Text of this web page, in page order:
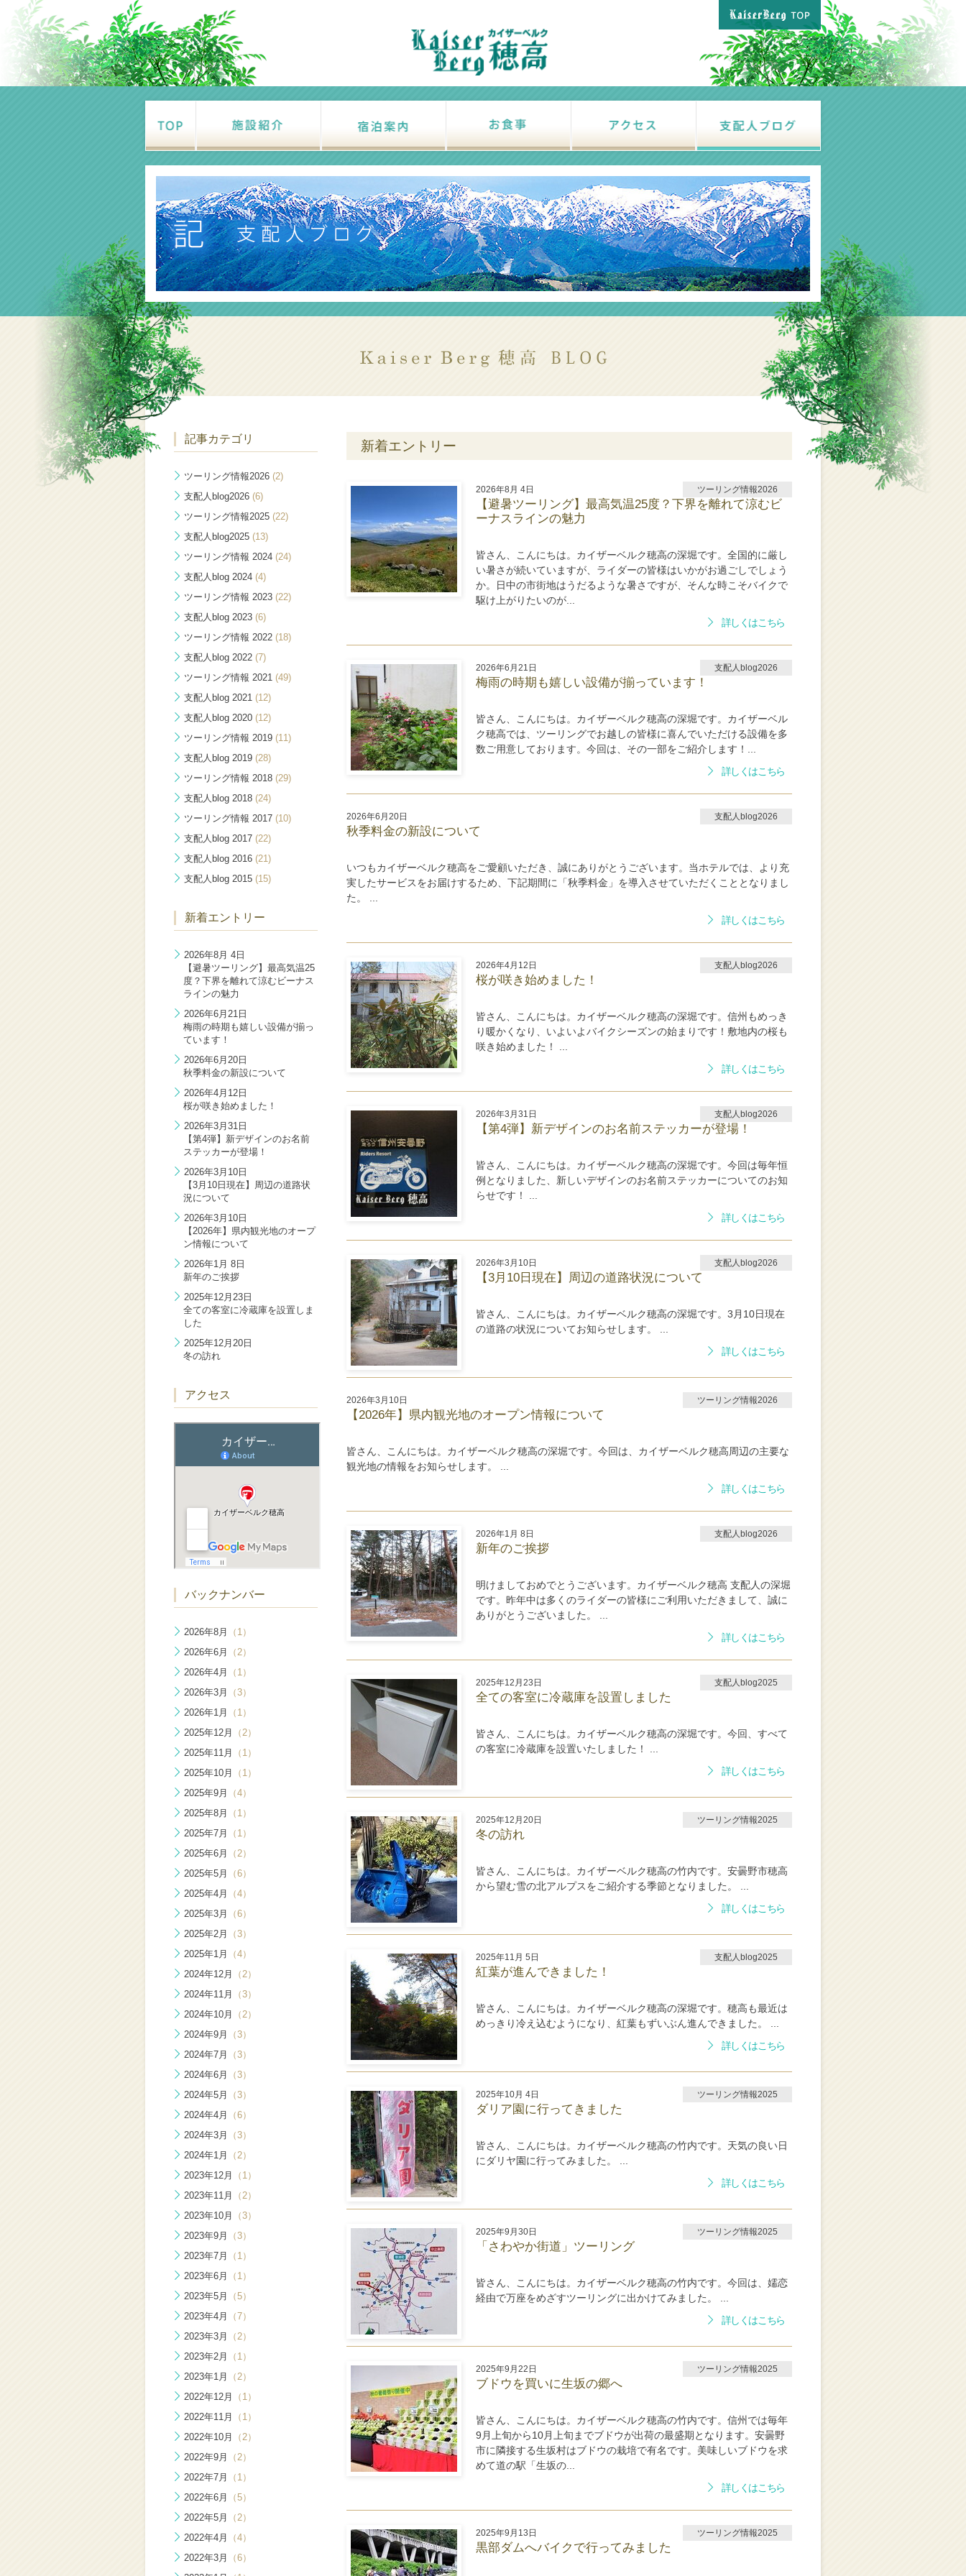
新着エントリー
2026年8月 4日 ツーリング情報2026
【避暑ツーリング】最高気温25度？下界を離れて涼むビ
ーナスラインの魅力
皆さん、こんにちは。カイザーベルク穂高の深堀です。全国的に厳し
い暑さが続いていますが、ライダーの皆様はいかがお過ごしでしょう
か。日中の市街地はうだるような暑さですが、そんな時こそバイクで
駆け上がりたいのが...
詳しくはこちら
2026年6月21日 支配人blog2026
梅雨の時期も嬉しい設備が揃っています！
皆さん、こんにちは。カイザーベルク穂高の深堀です。カイザーベル
ク穂高では、ツーリングでお越しの皆様に喜んでいただける設備を多
数ご用意しております。今回は、その一部をご紹介します！...
詳しくはこちら
2026年6月20日 支配人blog2026
秋季料金の新設について
いつもカイザーベルク穂高をご愛顧いただき、誠にありがとうございます。当ホテルでは、より充
実したサービスをお届けするため、下記期間に「秋季料金」を導入させていただくこととなりまし
た。 ...
詳しくはこちら
2026年4月12日 支配人blog2026
桜が咲き始めました！
皆さん、こんにちは。カイザーベルク穂高の深堀です。信州もめっき
り暖かくなり、いよいよバイクシーズンの始まりです！敷地内の桜も
咲き始めました！ ...
詳しくはこちら
2026年3月31日 支配人blog2026
【第4弾】新デザインのお名前ステッカーが登場！
皆さん、こんにちは。カイザーベルク穂高の深堀です。今回は毎年恒
例となりました、新しいデザインのお名前ステッカーについてのお知
らせです！ ...
詳しくはこちら
2026年3月10日 支配人blog2026
【3月10日現在】周辺の道路状況について
皆さん、こんにちは。カイザーベルク穂高の深堀です。3月10日現在
の道路の状況についてお知らせします。 ...
詳しくはこちら
2026年3月10日 ツーリング情報2026
【2026年】県内観光地のオープン情報について
皆さん、こんにちは。カイザーベルク穂高の深堀です。今回は、カイザーベルク穂高周辺の主要な
観光地の情報をお知らせします。 ...
詳しくはこちら
2026年1月 8日 支配人blog2026
新年のご挨拶
明けましておめでとうございます。カイザーベルク穂高 支配人の深堀
です。昨年中は多くのライダーの皆様にご利用いただきまして、誠に
ありがとうございました。 ...
詳しくはこちら
2025年12月23日 支配人blog2025
全ての客室に冷蔵庫を設置しました
皆さん、こんにちは。カイザーベルク穂高の深堀です。今回、すべて
の客室に冷蔵庫を設置いたしました！ ...
詳しくはこちら
2025年12月20日 ツーリング情報2025
冬の訪れ
皆さん、こんにちは。カイザーベルク穂高の竹内です。安曇野市穂高
から望む雪の北アルプスをご紹介する季節となりました。 ...
詳しくはこちら
2025年11月 5日 支配人blog2025
紅葉が進んできました！
皆さん、こんにちは。カイザーベルク穂高の深堀です。穂高も最近は
めっきり冷え込むようになり、紅葉もずいぶん進んできました。 ...
詳しくはこちら
2025年10月 4日 ツーリング情報2025
ダリア園に行ってきました
皆さん、こんにちは。カイザーベルク穂高の竹内です。天気の良い日
にダリヤ園に行ってみました。 ...
詳しくはこちら
2025年9月30日 ツーリング情報2025
「さわやか街道」ツーリング
皆さん、こんにちは。カイザーベルク穂高の竹内です。今回は、嬬恋
経由で万座をめざすツーリングに出かけてみました。 ...
詳しくはこちら
2025年9月22日 ツーリング情報2025
ブドウを買いに生坂の郷へ
皆さん、こんにちは。カイザーベルク穂高の竹内です。信州では毎年
9月上旬から10月上旬までブドウが出荷の最盛期となります。安曇野
市に隣接する生坂村はブドウの栽培で有名です。美味しいブドウを求
めて道の駅「生坂の...
詳しくはこちら
2025年9月13日 ツーリング情報2025
黒部ダムへバイクで行ってみました
記事カテゴリ
ツーリング情報2026 (2)
支配人blog2026 (6)
ツーリング情報2025 (22)
支配人blog2025 (13)
ツーリング情報 2024 (24)
支配人blog 2024 (4)
ツーリング情報 2023 (22)
支配人blog 2023 (6)
ツーリング情報 2022 (18)
支配人blog 2022 (7)
ツーリング情報 2021 (49)
支配人blog 2021 (12)
支配人blog 2020 (12)
ツーリング情報 2019 (11)
支配人blog 2019 (28)
ツーリング情報 2018 (29)
支配人blog 2018 (24)
ツーリング情報 2017 (10)
支配人blog 2017 (22)
支配人blog 2016 (21)
支配人blog 2015 (15)
新着エントリー
2026年8月 4日
【避暑ツーリング】最高気温25
度？下界を離れて涼むビーナス
ラインの魅力
2026年6月21日
梅雨の時期も嬉しい設備が揃っ
ています！
2026年6月20日
秋季料金の新設について
2026年4月12日
桜が咲き始めました！
2026年3月31日
【第4弾】新デザインのお名前
ステッカーが登場！
2026年3月10日
【3月10日現在】周辺の道路状
況について
2026年3月10日
【2026年】県内観光地のオープ
ン情報について
2026年1月 8日
新年のご挨拶
2025年12月23日
全ての客室に冷蔵庫を設置しま
した
2025年12月20日
冬の訪れ
アクセス
バックナンバー
2026年8月
（1）
2026年6月
（2）
2026年4月
（1）
2026年3月
（3）
2026年1月
（1）
2025年12月
（2）
2025年11月
（1）
2025年10月
（1）
2025年9月
（4）
2025年8月
（1）
2025年7月
（1）
2025年6月
（2）
2025年5月
（6）
2025年4月
（4）
2025年3月
（6）
2025年2月
（3）
2025年1月
（4）
2024年12月
（2）
2024年11月
（3）
2024年10月
（2）
2024年9月
（3）
2024年7月
（3）
2024年6月
（3）
2024年5月
（3）
2024年4月
（6）
2024年3月
（3）
2024年1月
（2）
2023年12月
（1）
2023年11月
（2）
2023年10月
（3）
2023年9月
（3）
2023年7月
（1）
2023年6月
（1）
2023年5月
（5）
2023年4月
（7）
2023年3月
（2）
2023年2月
（1）
2023年1月
（2）
2022年12月
（1）
2022年11月
（1）
2022年10月
（2）
2022年9月
（2）
2022年7月
（1）
2022年6月
（5）
2022年5月
（2）
2022年4月
（4）
2022年3月
（6）